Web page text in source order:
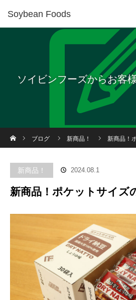
Soybean Foods
ソイビンフーズからお客
ブログ
新商品！ 新商品！
新商品！ 2024.08.1
新商品！ポケットサイズ